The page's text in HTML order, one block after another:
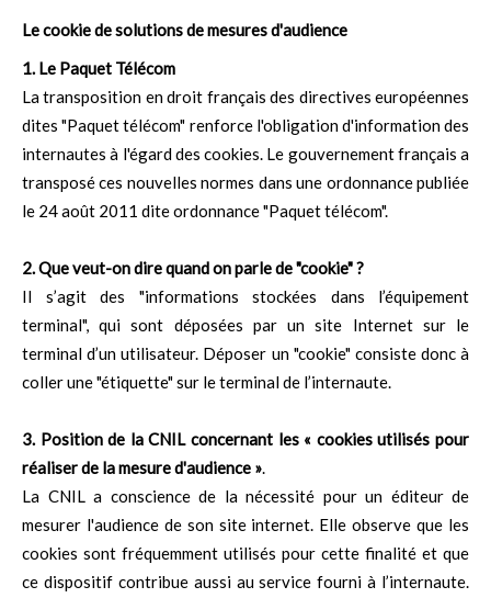
Le cookie de solutions de mesures d'audience
1. Le Paquet Télécom
La transposition en droit français des directives européennes
dites "Paquet télécom" renforce l'obligation d'information des
internautes à l'égard des cookies. Le gouvernement français a
transposé ces nouvelles normes dans une ordonnance publiée
le 24 août 2011 dite ordonnance "Paquet télécom".
2. Que veut-on dire quand on parle de "cookie" ?
Il s’agit des "informations stockées dans l’équipement
terminal", qui sont déposées par un site Internet sur le
terminal d’un utilisateur. Déposer un "cookie" consiste donc à
coller une "étiquette" sur le terminal de l’internaute.
3. Position de la CNIL concernant les « cookies utilisés pour
réaliser de la mesure d'audience ».
La CNIL a conscience de la nécessité pour un éditeur de
mesurer l'audience de son site internet. Elle observe que les
cookies sont fréquemment utilisés pour cette finalité et que
ce dispositif contribue aussi au service fourni à l’internaute.